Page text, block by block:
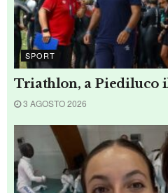
SPORT
Campionati italiani di
poker della fantastica
7 AGOSTO 2026